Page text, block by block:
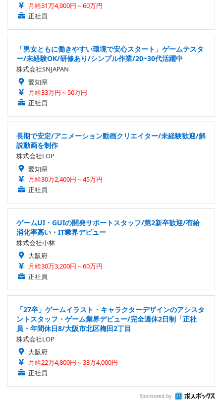
月給31万4,000円～60万円
正社員
「男女ともに働きやすい環境で安心スタート」ゲームテスタ
ー/未経験OK/研修あり/シンプル作業/20~30代活躍中
株式会社SNJAPAN
愛知県
月給33万円～50万円
正社員
長期で安定/アニメーション動画クリエイター/未経験歓迎/解
説動画を制作
株式会社LOP
愛知県
月給30万2,400円～45万円
正社員
ゲームUI・GUIの開発サポートスタッフ/第2新卒歓迎/有給
消化率高い・IT業界デビュー
株式会社小林
大阪府
月給30万3,200円～60万円
正社員
「27卒」ゲームイラスト・キャラクターデザインのアシスタ
ントスタッフ・ゲーム業界デビュー/完全週休2日制「正社
員・年間休日8/大阪市北区梅田2丁目
株式会社LOP
大阪府
月給22万4,800円～33万4,000円
正社員
Sponsored by